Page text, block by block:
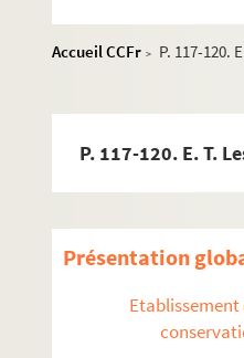
Accueil CCFr >
P. 117-120.
P. 117-120. E. T.
Présentation
Etablissement
Tribunal de
Actes sous
MP 1.
Alexis